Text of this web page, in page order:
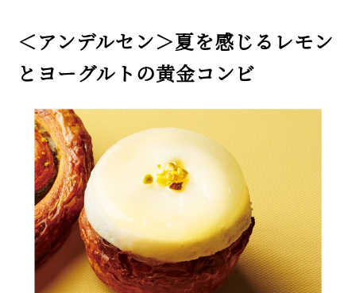
＜アンデルセン＞夏を感じるレモン
とヨーグルトの黄金コンビ